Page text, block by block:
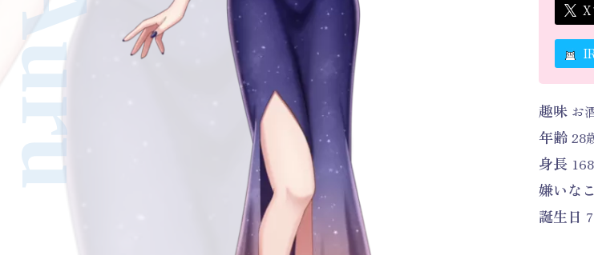
X
趣味 お
年齢 28
身長
嫌いな
誕生日